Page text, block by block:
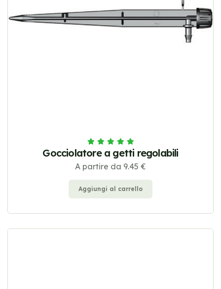
Gocciolatore a getti regolabili
A partire da 9.45 €
Aggiungi al carrello